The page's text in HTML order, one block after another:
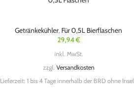
Getränkekühler, Für 0,5L Bierflaschen
29,94€
inkl. MwSt.
zzgl. Versandkosten
Lieferzeit: 1 bis 4 Tage innerhalb der BRD ohne